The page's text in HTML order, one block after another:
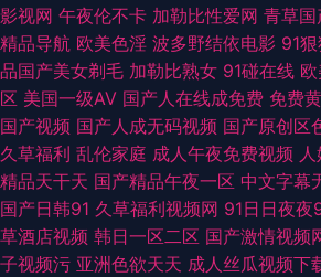
久久乐 久久草香蕉 老司机日屄网 日本岛国大片
av 在线资源a 91新网址 超碰91九色 国产91高跟
午夜无码影院 白丝喷水喷浆 九一黄色免费网站 国
品精品 国产乱人一区 操人妻av 91日韩永久 91在线
超碰97无码 av福利老司机 www日夜夜无码 99
影视网 午夜伦不卡 加勒比性爱网 青草国
精品导航 欧美色淫 波多野结依电影 91
品国产美女剃毛 加勒比熟女 91碰在线
区 美国一级AV 国产人在线成免费 免费
国产视频 国产人成无码视频 国产原创区
久草福利 乱伦家庭 成人午夜免费视频
精品天干天 国产精品午夜一区 中文字幕
国产日韩91 久草福利视频网 91日日夜夜
草酒店视频 韩日一区二区 国产激情视频
子视频污 亚洲色欲天天 成人丝瓜视频下